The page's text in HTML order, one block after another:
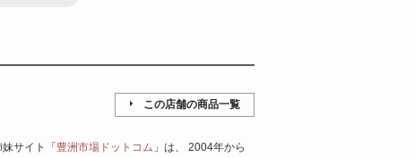
この店舗の商品一覧
妹サイト「豊洲市場ドットコム 」は、 2004年から